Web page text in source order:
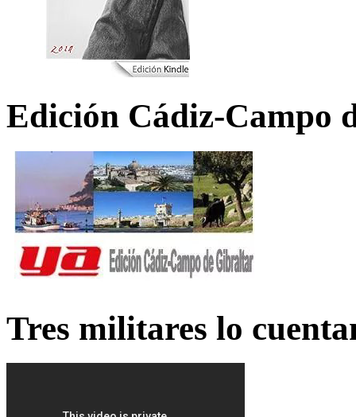
Edición Cádiz-Campo
Tres militares lo